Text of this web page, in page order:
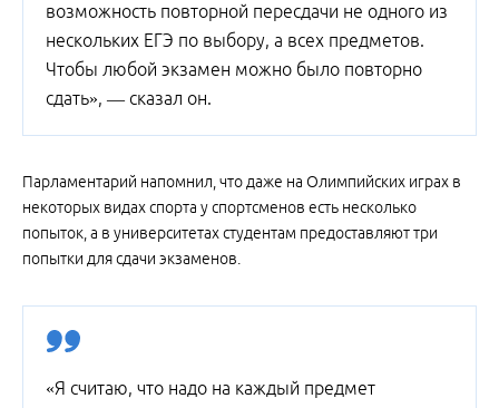
возможность повторной пересдачи не одного из
нескольких ЕГЭ по выбору, а всех предметов.
Чтобы любой экзамен можно было повторно
сдать», — сказал он.
Парламентарий напомнил, что даже на Олимпийских играх в
некоторых видах спорта у спортсменов есть несколько
попыток, а в университетах студентам предоставляют три
попытки для сдачи экзаменов.
«Я считаю, что надо на каждый предмет